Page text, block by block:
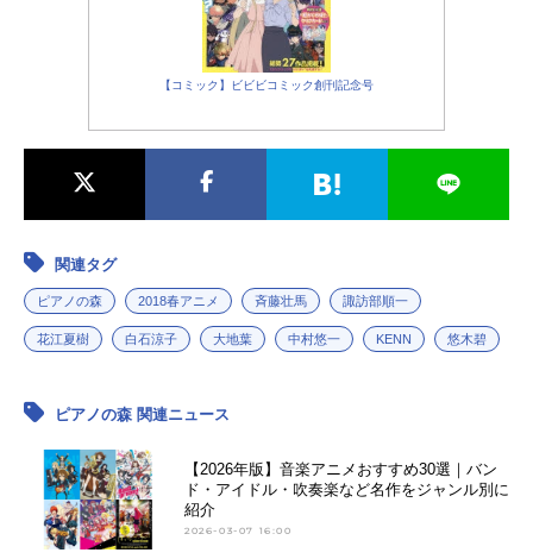
【コミック】ビビビコミック創刊記念号
関連タグ
ピアノの森 2018春アニメ 斉藤壮馬 諏訪部順一
花江夏樹 白石涼子 大地葉 中村悠一 KENN 悠木碧
ピアノの森 関連ニュース
【2026年版】音楽アニメおすすめ30選｜バン
ド・アイドル・吹奏楽など名作をジャンル別に
紹介
2026-03-07 16:00